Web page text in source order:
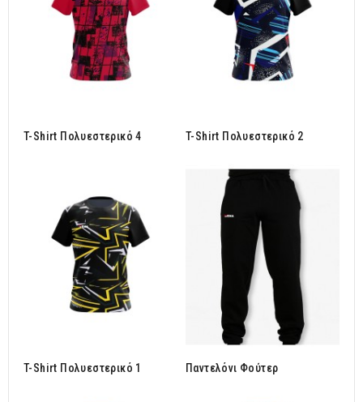
T-Shirt Πολυεστερικό 4 T-Shirt Πολυεστερικό 2
T-Shirt Πολυεστερικό 1 Παντελόνι Φούτερ